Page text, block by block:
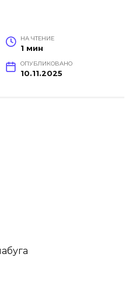
НА ЧТЕНИЕ
1 мин
ОПУБЛИКОВАНО
10.11.2025